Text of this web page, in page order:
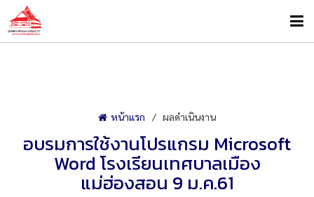
หน้าแรก ผลดำเนินงาน
อบรมการใช้งานโปรแกรม Microsoft
Word โรงเรียนเทศบาลเมือง
แม่ฮ่องสอน 9 ม.ค.61